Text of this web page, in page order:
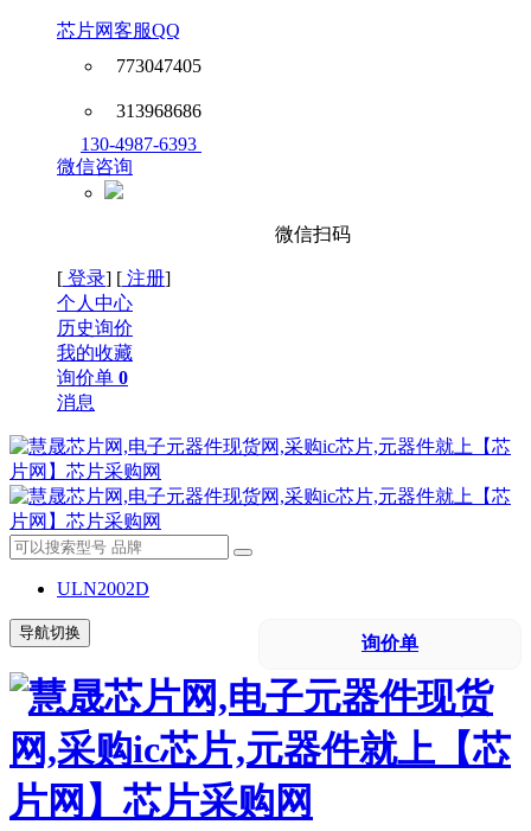
芯片网客服QQ
773047405
313968686
130-4987-6393
微信咨询
微信扫码
[ 登录] [ 注册]
个人中心
历史询价
我的收藏
询价单 0
消息
ULN2002D
询价单
导航切换